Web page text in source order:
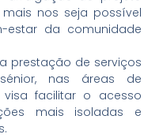
mais nos seja possível
da comunidade
prestação de serviços
nas áreas de
visa facilitar o acesso
mais isoladas e